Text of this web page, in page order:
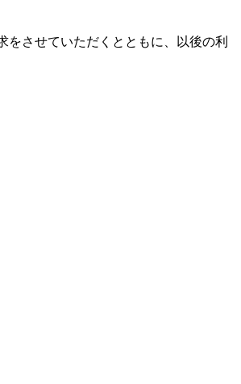
させていただくとともに、以後の利